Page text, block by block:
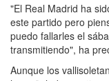
"El Real Madrid ha
este partido pero
puedo fallarles el
transmitiendo", ha
Aunque los